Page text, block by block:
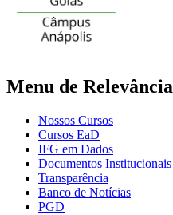
Menu de Relevância
Nossos Cursos
Cursos EaD
IFG em Dados
Documentos Institucionais
Transparência
Banco de Notícias
PGD